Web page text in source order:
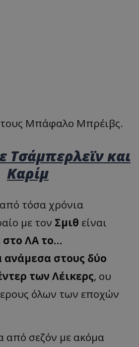
Μπάφαλο Μπρέιβς.
Τσάμπερλεϊν και
Καρίμ
τόσα χρόνια
με τον Σμιθ είναι
ΛΑ το…
ανάμεσα στους δύο
των Λέικερς, ου
όλων των εποχών
από σεζόν με ακόμα